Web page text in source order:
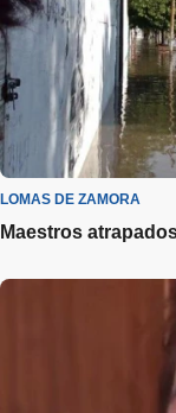
LOMAS DE ZAMORA
Maestros